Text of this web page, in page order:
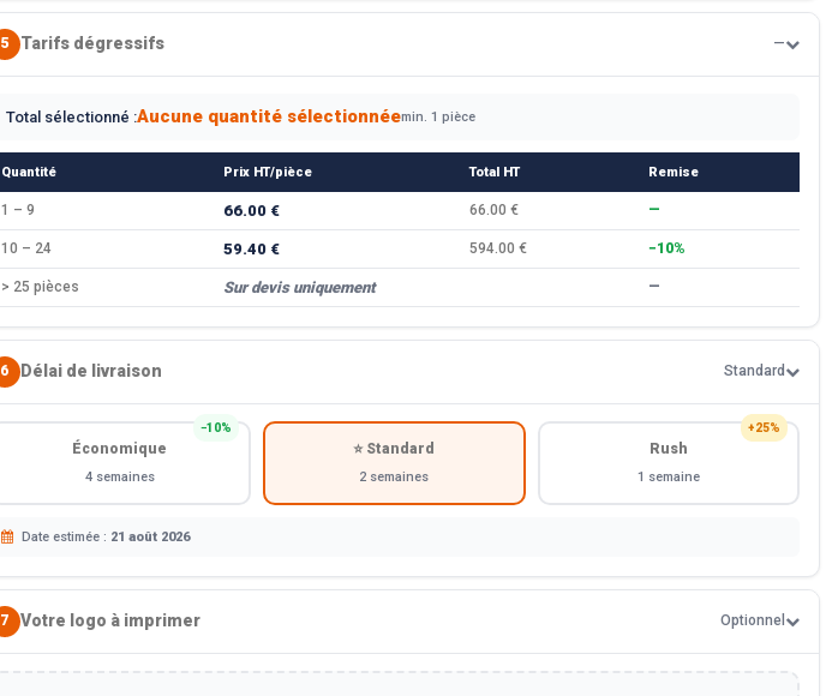
5 Tarifs dégressifs —
Total sélectionné :Aucune quantité sélectionnéemin. 1 pièce
Quantité Prix HT/pièce Total HT Remise
1 – 9 66.00 € 66.00 € —
10 – 24 59.40 € 594.00 € −10%
> 25 pièces Sur devis uniquement —
6 Délai de livraison Standard
−10%
Économique
4 semaines
⭐ Standard
2 semaines
+25%
Rush
1 semaine
Date estimée : 21 août 2026
7 Votre logo à imprimer Optionnel